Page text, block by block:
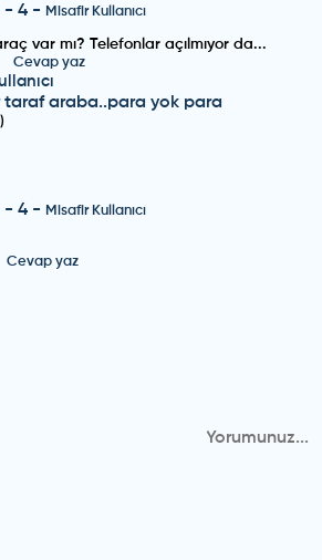
-4 - Misafir Kullanıcı
var mı? Telefonlar açılmıyor da...
Cevap yaz
taraf araba..para yok para
)
-4 - Misafir Kullanıcı
Cevap yaz